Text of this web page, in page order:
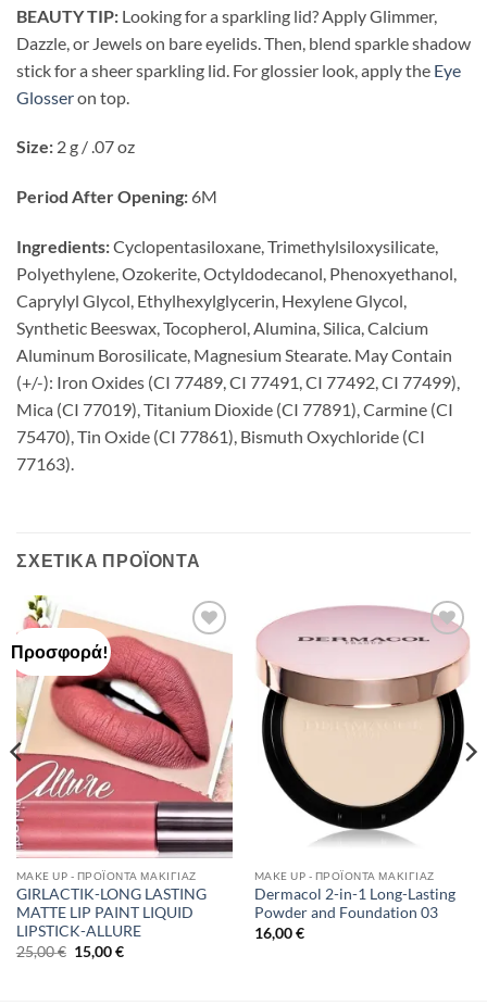
BEAUTY TIP: Looking for a sparkling lid? Apply Glimmer,
Dazzle, or Jewels on bare eyelids. Then, blend sparkle shadow
stick for a sheer sparkling lid. For glossier look, apply the Eye
Glosseron top.
Size: 2 g / .07 oz
Period After Opening: 6M
Ingredients:Cyclopentasiloxane, Trimethylsiloxysilicate,
Polyethylene, Ozokerite, Octyldodecanol, Phenoxyethanol,
Caprylyl Glycol, Ethylhexylglycerin, Hexylene Glycol,
Synthetic Beeswax, Tocopherol, Alumina, Silica, Calcium
Aluminum Borosilicate, Magnesium Stearate. May Contain
(+/-): Iron Oxides (CI 77489, CI 77491, CI 77492, CI 77499),
Mica (CI 77019), Titanium Dioxide (CI 77891), Carmine (CI
75470), Tin Oxide (CI 77861), Bismuth Oxychloride (CI
77163).
ΣΧΕΤΙΚΆ ΠΡΟΪΌΝΤΑ
Προσφορά!
Add to
Wishlist
MAKE UP - ΠΡΟΪΌΝΤΑ ΜΑΚΙΓΙΆΖ
GIRLACTIK-LONG LASTING
MATTE LIP PAINT LIQUID
LIPSTICK-ALLURE
25,00€ Original
price
15,00€Η
Wishlist
MAKE UP - ΠΡΟΪΌΝΤΑ ΜΑΚΙΓΙΆΖ
Dermacol 2-in-1 Long-Lasting
Powder and Foundation 03
16,00€